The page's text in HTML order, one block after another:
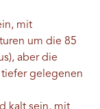
mit
um die 85
aber die
tiefer gelegenen